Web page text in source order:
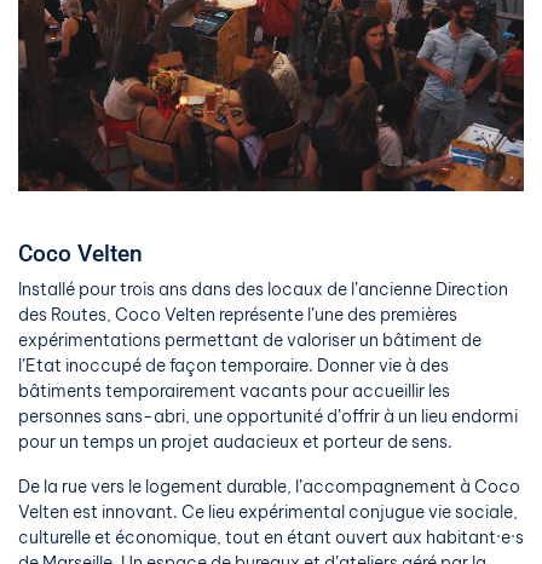
Coco Velten
Installé pour trois ans dans des locaux de l’ancienne Direction
des Routes, Coco Velten représente l’une des premières
expérimentations permettant de valoriser un bâtiment de
l’Etat inoccupé de façon temporaire. Donner vie à des
bâtiments temporairement vacants pour accueillir les
personnes sans-abri, une opportunité d’offrir à un lieu endormi
pour un temps un projet audacieux et porteur de sens.
De la rue vers le logement durable, l’accompagnement à Coco
Velten est innovant. Ce lieu expérimental conjugue vie sociale,
culturelle et économique, tout en étant ouvert aux habitant·e·s